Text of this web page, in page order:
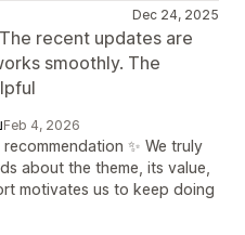
Dec 24, 2025
recent updates are
smoothly. The
Feb 4, 2026
✨ We truly
about the theme, its value,
motivates us to keep doing